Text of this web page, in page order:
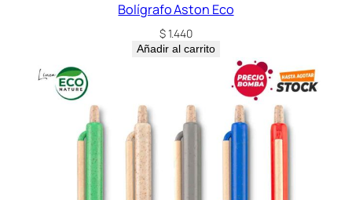
Bolígrafo Aston Eco
$1.440
Añadir al carrito